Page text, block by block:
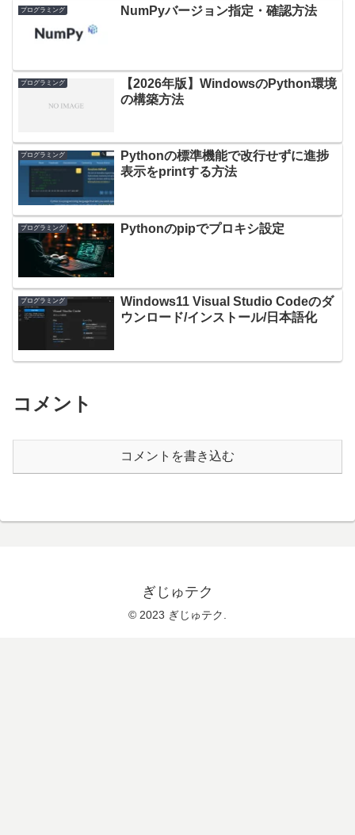
プログラミング NumPyバージョン指定・確認方法
プログラミング
【2026年版】WindowsのPython環境
の構築方法
プログラミング
Pythonの標準機能で改行せずに進捗
表示をprintする方法
プログラミング Pythonのpipでプロキシ設定
プログラミング
Windows11 Visual Studio Codeのダ
ウンロード/インストール/日本語化
コメント
コメントを書き込む
ぎじゅテク
© 2023 ぎじゅテク.